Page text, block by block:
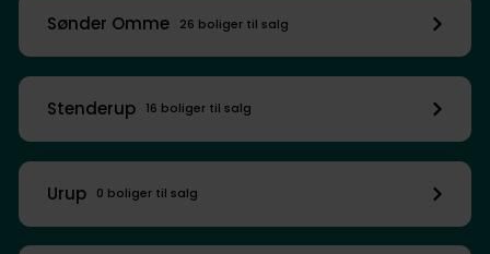
Sønder Omme 26 boliger til salg
Stenderup 16 boliger til salg
Urup 0 boliger til salg